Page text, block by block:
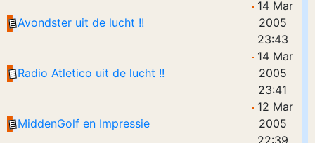
Avondster uit de lucht !!
14 Mar
2005
23:43
Radio Atletico uit de lucht !!
14 Mar
2005
23:41
MiddenGolf en Impressie
12 Mar
2005
22:39